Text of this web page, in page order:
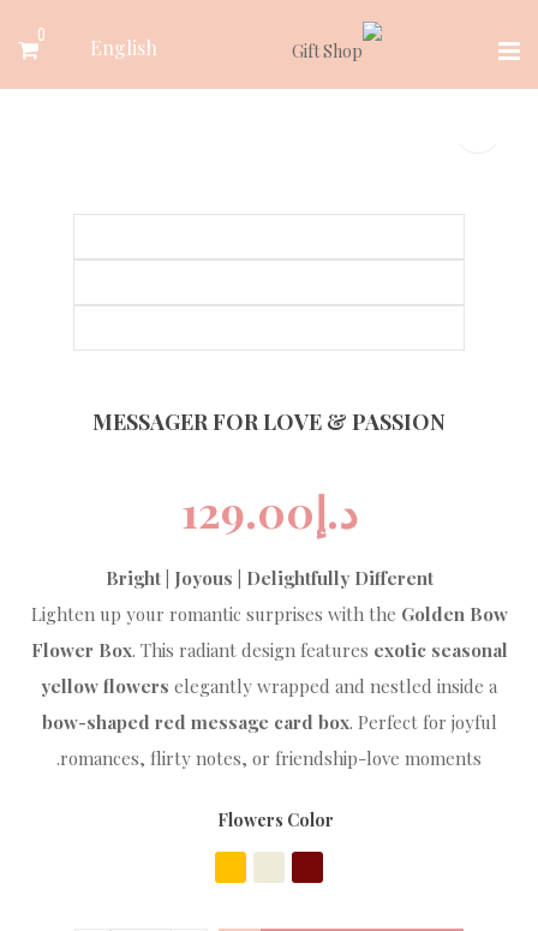
0 English
MESSAGER FOR LOVE & PASSION
د.إ129.00
Bright | Joyous | Delightfully Different
Lighten up your romantic surprises with the Golden Bow
Flower Box. This radiant design features exotic seasonal
yellow flowers elegantly wrapped and nestled inside a
bow-shaped red message card box. Perfect for joyful
romances, flirty notes, or friendship-love moments.
Flowers Color